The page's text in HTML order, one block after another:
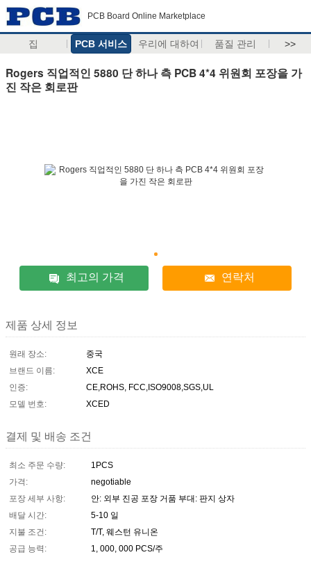
PCB Board Online Marketplace
집 PCB 서비스 우리에 대하여 품질 관리 >>
Rogers 직업적인 5880 단 하나 측 PCB 4*4 위원회 포장을 가
진 작은 회로판
최고의 가격 연락처
제품 상세 정보
원래 장소:
중국
브랜드 이름:
XCE
인증:
CE,ROHS, FCC,ISO9008,SGS,UL
모델 번호:
XCED
결제 및 배송 조건
최소 주문 수량:
1PCS
가격:
negotiable
포장 세부 사항:
안: 외부 진공 포장 거품 부대: 판지 상자
배달 시간:
5-10 일
지불 조건:
T/T, 웨스턴 유니온
공급 능력:
1, 000, 000 PCS/주